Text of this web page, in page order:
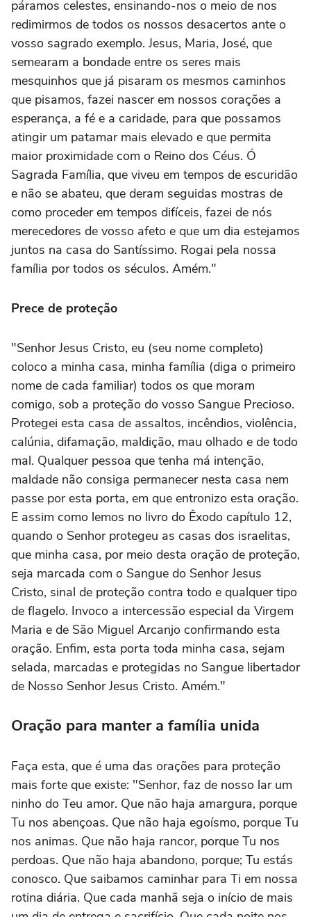
páramos celestes, ensinando-nos o meio de nos
redimirmos de todos os nossos desacertos ante o
vosso sagrado exemplo. Jesus, Maria, José, que
semearam a bondade entre os seres mais
mesquinhos que já pisaram os mesmos caminhos
que pisamos, fazei nascer em nossos corações a
esperança, a fé e a caridade, para que possamos
atingir um patamar mais elevado e que permita
maior proximidade com o Reino dos Céus. Ó
Sagrada Família, que viveu em tempos de escuridão
e não se abateu, que deram seguidas mostras de
como proceder em tempos difíceis, fazei de nós
merecedores de vosso afeto e que um dia estejamos
juntos na casa do Santíssimo. Rogai pela nossa
família por todos os séculos. Amém."
Prece de proteção
"Senhor Jesus Cristo, eu (seu nome completo)
coloco a minha casa, minha família (diga o primeiro
nome de cada familiar) todos os que moram
comigo, sob a proteção do vosso Sangue Precioso.
Protegei esta casa de assaltos, incêndios, violência,
calúnia, difamação, maldição, mau olhado e de todo
mal. Qualquer pessoa que tenha má intenção,
maldade não consiga permanecer nesta casa nem
passe por esta porta, em que entronizo esta oração.
E assim como lemos no livro do Êxodo capítulo 12,
quando o Senhor protegeu as casas dos israelitas,
que minha casa, por meio desta oração de proteção,
seja marcada com o Sangue do Senhor Jesus
Cristo, sinal de proteção contra todo e qualquer tipo
de flagelo. Invoco a intercessão especial da Virgem
Maria e de São Miguel Arcanjo confirmando esta
oração. Enfim, esta porta toda minha casa, sejam
selada, marcadas e protegidas no Sangue libertador
de Nosso Senhor Jesus Cristo. Amém."
Oração para manter a família unida
Faça esta, que é uma das orações para proteção
mais forte que existe: "Senhor, faz de nosso lar um
ninho do Teu amor. Que não haja amargura, porque
Tu nos abençoas. Que não haja egoísmo, porque Tu
nos animas. Que não haja rancor, porque Tu nos
perdoas. Que não haja abandono, porque; Tu estás
conosco. Que saibamos caminhar para Ti em nossa
rotina diária. Que cada manhã seja o início de mais